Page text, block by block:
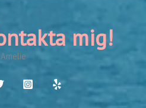
mig!
Amelie